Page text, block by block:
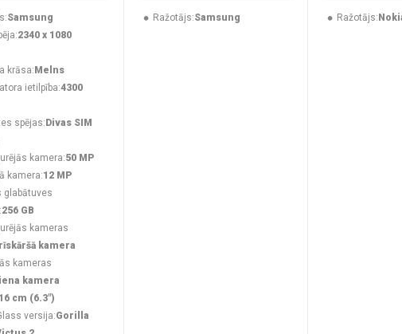
Samsung
2340 x 1080
krāsa: Melns
ietilpība:4300
spējas: Divas SIM
kamera:50 MP
kamera:12 MP
glabātuves
256 GB
kameras
kamera
kameras
kamera
16 cm (6.3")
versija:Gorilla
Ražotājs:Samsung Ražotājs: